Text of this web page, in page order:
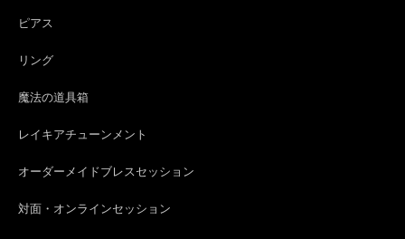
ピアス
リング
魔法の道具箱
レイキアチューンメント
オーダーメイドブレスセッション
対面・オンラインセッション